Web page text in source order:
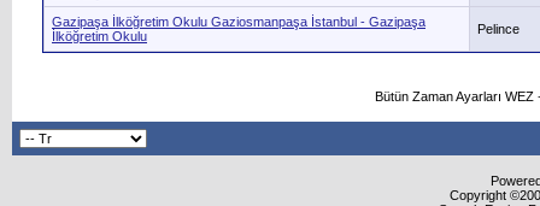
Gazipaşa İlköğretim Okulu Gaziosmanpaşa İstanbul - Gazipaşa
İlköğretim Okulu
Pelince
Bütün Zaman Ayarları
Copyright